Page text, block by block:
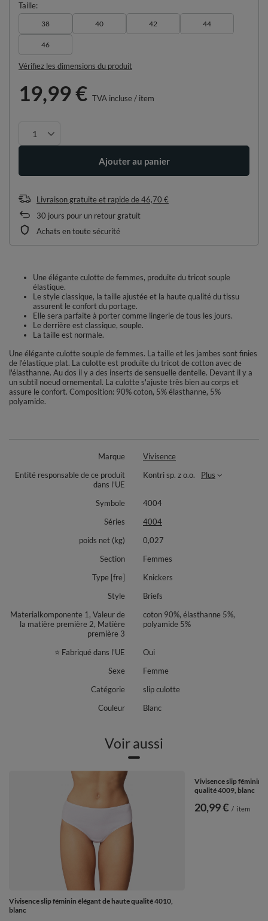
Taille
38 40 42 44
46
Vérifiez les dimensions du produit
19,99 € TVA incluse/ item
Ajouter au panier
Livraison gratuite et rapidede46,70 €
30 jours pour un retour gratuit
Achats en toute sécurité
Une élégante culotte de femmes, produite du tricot souple
élastique.
Le style classique, la taille ajustée et la haute qualité du tissu
assurent le confort du portage.
Elle sera parfaite à porter comme lingerie de tous les jours.
Le derrière est classique, souple.
La taille est normale.
Une élégante culotte souple de femmes. La taille et les jambes sont finies
de l'élastique plat. La culotte est produite du tricot de cotton avec de
l'élasthanne. Au dos il y a des inserts de sensuelle dentelle. Devant il y a
un subtil noeud ornemental. La culotte s'ajuste très bien au corps et
assure le confort. Composition: 90% coton, 5% élasthanne, 5%
polyamide.
Marque
Vivisence
Entité responsable de ce produit
dans l'UE
Kontri sp. z o.o. Plus
Symbole
4004
Séries
4004
poids net (kg)
0,027
Section
Femmes
Type [fre]
Knickers
Style
Briefs
Materialkomponente 1, Valeur de
la matière première 2, Matière
première 3
coton 90%, élasthanne 5%,
polyamide 5%
⭐ Fabriqué dans l'UE
Oui
Sexe
Femme
Catégorie
slip culotte
Couleur
Blanc
Voir aussi
Vivisence slip féminin élégant de haute qualité 4010,
blanc
Vivisence slip féminin
qualité 4009, blanc
20,99 € / item